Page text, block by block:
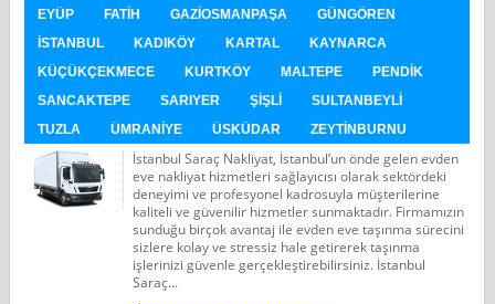
EYÜP
FATIH GAZIOSMANPAŞA
GÜNGÖREN
İSTANBUL
KADIKÖY KARTAL
KAYNARCA
KÜÇÜKÇEKMECE
KURTKÖY MALTEPE
PENDIK
SANCAKTEPE
SARIYER ŞIŞLI
SULTANBEYLI
TUZLA
ÜMRANIYE ÜSKÜDAR ZEYTINBURNU
İstanbul Saraç Nakliyat, İstanbul’un önde gelen evden
eve nakliyat hizmetleri sağlayıcısı olarak sektördeki
deneyimi ve profesyonel kadrosuyla müşterilerine
kaliteli ve güvenilir hizmetler sunmaktadır. Firmamızın
sunduğu birçok avantaj ile evden eve taşınma sürecini
sizlere kolay ve stressiz hale getirerek taşınma
işlerinizi güvenle gerçekleştirebilirsiniz. İstanbul
Saraç...